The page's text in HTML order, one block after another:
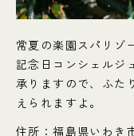
常夏の楽園スパリゾ
記念日コンシェルジ
承りますので、ふた
えられますよ。
住所：福島県いわき